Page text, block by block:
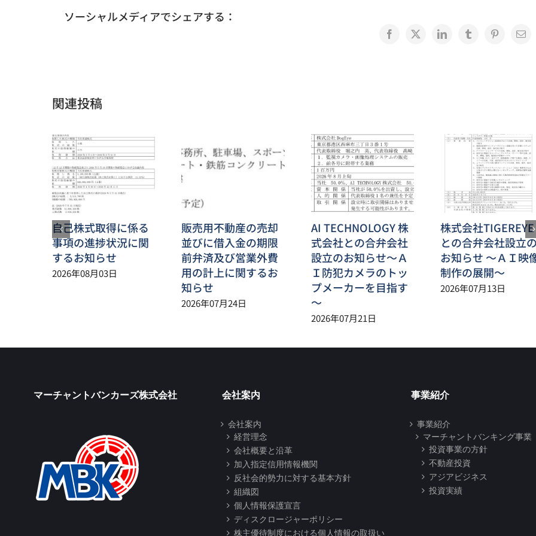
ソーシャルメディアでシェアする：
Facebook
X LinkedInTumblrPinterest
電
関連投稿
自己株式取得に係る
事項の進捗状況に関
するお知らせ
2026年08月03日
販売用不動産の売却
並びに借入金の期限
前弁済及び営業外費
用の計上に関するお
知らせ
2026年07月24日
AI TECHNOLOGY 株
式会社との合弁会社
設立のお知らせ～Ａ
Ｉ防犯カメラのトッ
プメーカーを目指す
～
2026年07月21日
株式会社TIGEREYE
との合弁会社設立
お知らせ ～ＡＩ映
制作の展開～
2026年07月13日
マーチャントバンカーズ株式会社 会社案内
会社案内
経営理念
会社概要と沿革
加入指定信用情報機関
反社会的勢力に対する基本方針
組織図
個人情報保護宣言
ディスクロージャーポリシー
株主優待制度における個人情報の取扱い
事業紹介
事業紹介
マーチャントバンキング事業
投資事業の方針
不動産投資
アジアビジネス
投資実績